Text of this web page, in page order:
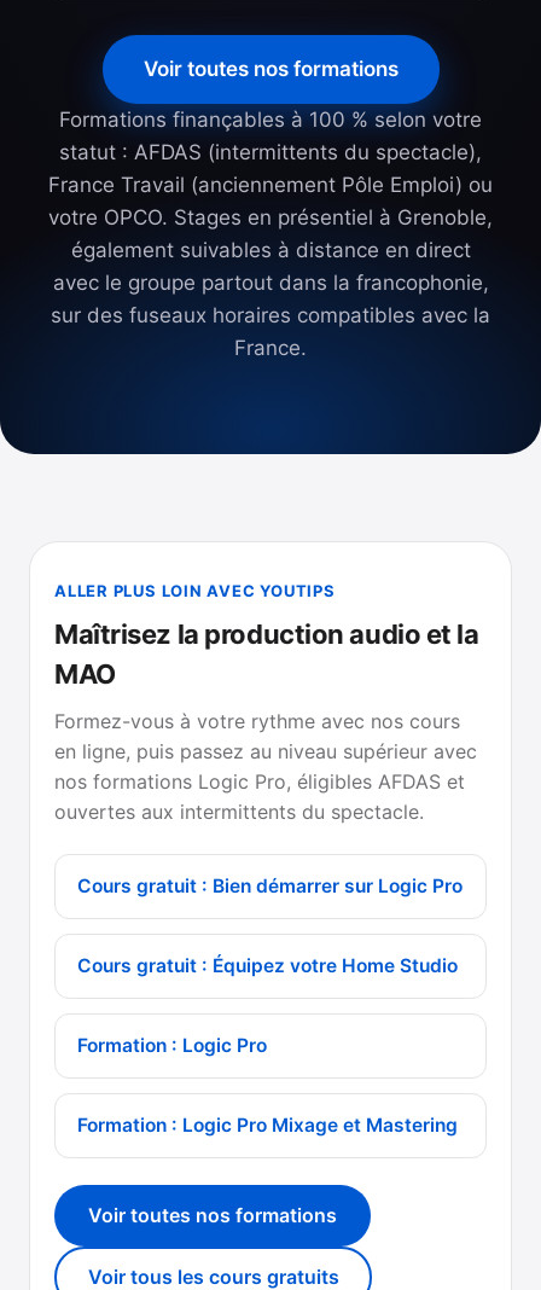
Voir toutes nos formations
Formations finançables à 100 % selon votre
statut : AFDAS (intermittents du spectacle),
France Travail (anciennement Pôle Emploi) ou
votre OPCO. Stages en présentiel à Grenoble,
également suivables à distance en direct
avec le groupe partout dans la francophonie,
sur des fuseaux horaires compatibles avec la
France.
ALLER PLUS LOIN AVEC YOUTIPS
Maîtrisez la production audio et la
MAO
Formez-vous à votre rythme avec nos cours
en ligne, puis passez au niveau supérieur avec
nos formations Logic Pro, éligibles AFDAS et
ouvertes aux intermittents du spectacle.
Cours gratuit : Bien démarrer sur Logic Pro
Cours gratuit : Équipez votre Home Studio
Formation : Logic Pro
Formation : Logic Pro Mixage et Mastering
Voir toutes nos formations
Voir tous les cours gratuits